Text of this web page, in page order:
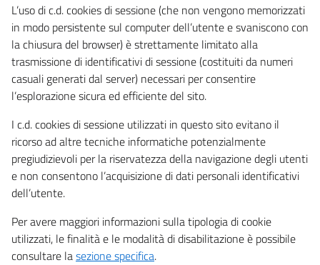
L’uso di c.d. cookies di sessione (che non vengono memorizzati
in modo persistente sul computer dell’utente e svaniscono con
la chiusura del browser) è strettamente limitato alla
trasmissione di identificativi di sessione (costituiti da numeri
casuali generati dal server) necessari per consentire
l’esplorazione sicura ed efficiente del sito.
I c.d. cookies di sessione utilizzati in questo sito evitano il
ricorso ad altre tecniche informatiche potenzialmente
pregiudizievoli per la riservatezza della navigazione degli utenti
e non consentono l’acquisizione di dati personali identificativi
dell’utente.
Per avere maggiori informazioni sulla tipologia di cookie
utilizzati, le finalità e le modalità di disabilitazione è possibile
consultare lasezione specifica.